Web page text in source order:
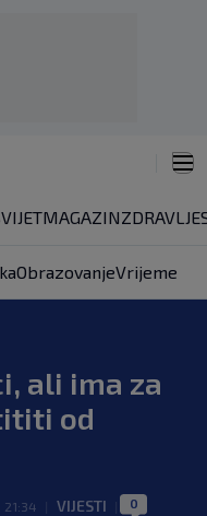
MAGAZINZDRAVLJE
ObrazovanjeVrijeme
ali ima za
od
VIJESTI 0